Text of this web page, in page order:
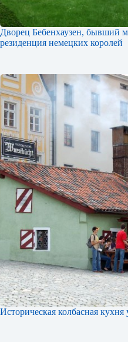
Дворец Бебенхаузен, бывший
резиденция немецких королей
Историческая колбасная